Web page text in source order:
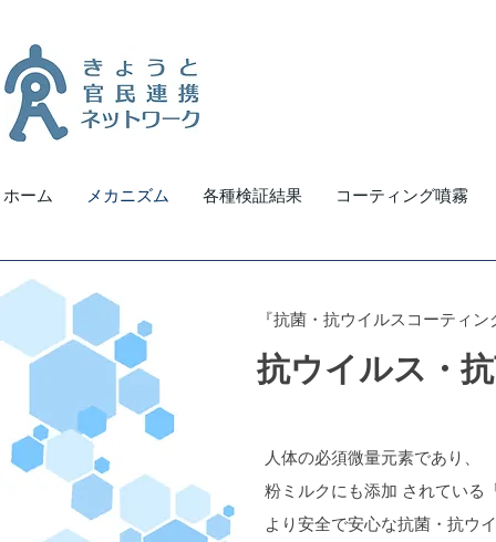
ホーム メカニズム 各種検証結果 コーティング噴霧
人体の必須微量元素であり、
粉ミルクにも添加 されている
より安全で安心な抗菌・抗ウ
『抗菌・抗ウイルスコーティ
抗ウイルス・